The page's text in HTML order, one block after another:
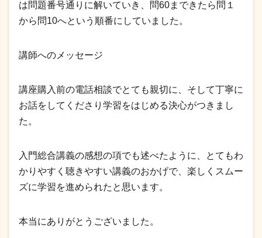
は問題番号通りに解いていき、問60まできたら問１
から問10へという順番にしていました。
講師へのメッセージ
講座購入前の電話相談でとても親切に、そして丁寧に
お話をしてくださり学習をはじめる決心がつきまし
た。
入門総合講義の感想の項でも述べたように、とてもわ
かりやすく聴きやすい講義のおかげで、楽しくスムー
ズに学習を進められたと思います。
本当にありがとうございました。